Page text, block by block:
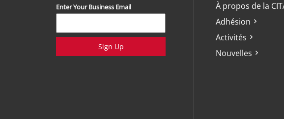
Enter Your Business Email
Sign Up
À propos de la
Adhésion
Activités
Nouvelles